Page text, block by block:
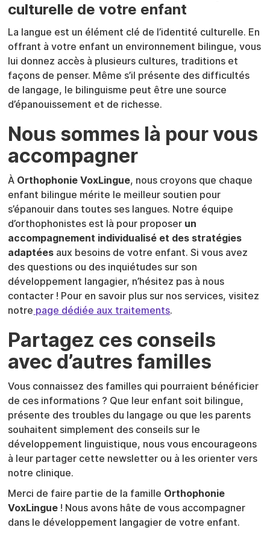
culturelle de votre enfant
La langue est un élément clé de l’identité culturelle. En
offrant à votre enfant un environnement bilingue, vous
lui donnez accès à plusieurs cultures, traditions et
façons de penser. Même s’il présente des difficultés
de langage, le bilinguisme peut être une source
d’épanouissement et de richesse.
Nous sommes là pour vous
accompagner
À Orthophonie VoxLingue, nous croyons que chaque
enfant bilingue mérite le meilleur soutien pour
s’épanouir dans toutes ses langues. Notre équipe
d’orthophonistes est là pour proposer un
accompagnement individualisé et des stratégies
adaptées aux besoins de votre enfant. Si vous avez
des questions ou des inquiétudes sur son
développement langagier, n’hésitez pas à nous
contacter ! Pour en savoir plus sur nos services, visitez
notre page dédiée aux traitements.
Partagez ces conseils
avec d’autres familles
Vous connaissez des familles qui pourraient bénéficier
de ces informations ? Que leur enfant soit bilingue,
présente des troubles du langage ou que les parents
souhaitent simplement des conseils sur le
développement linguistique, nous vous encourageons
à leur partager cette newsletter ou à les orienter vers
notre clinique.
Merci de faire partie de la famille Orthophonie
VoxLingue ! Nous avons hâte de vous accompagner
dans le développement langagier de votre enfant.